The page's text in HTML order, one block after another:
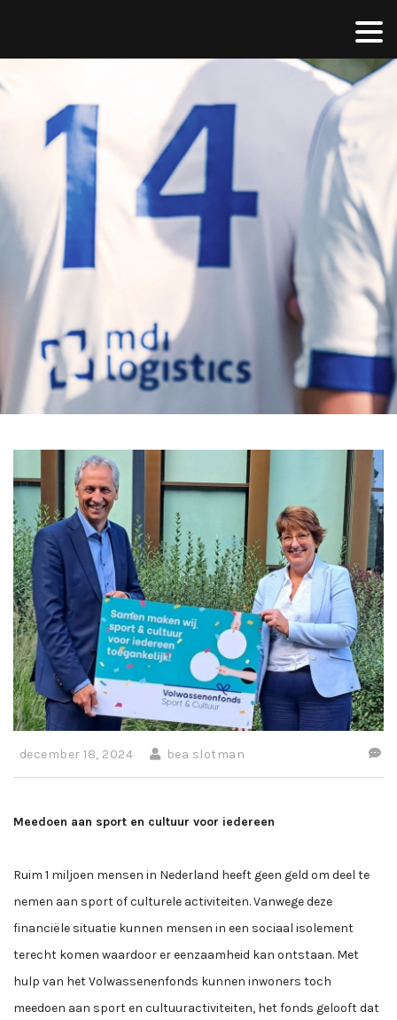
december 18, 2024 bea slotman
Meedoen aan sport en cultuur voor iedereen
Ruim 1 miljoen mensen in Nederland heeft geen geld om deel te
nemen aan sport of culturele activiteiten. Vanwege deze
financiële situatie kunnen mensen in een sociaal isolement
terecht komen waardoor er eenzaamheid kan ontstaan. Met
hulp van het Volwassenenfonds kunnen inwoners toch
meedoen aan sport en cultuuractiviteiten, het fonds gelooft dat